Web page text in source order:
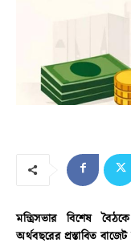
মন্ত্রিসভার বিশেষ
অর্থবছরের প্রস্তাবিত